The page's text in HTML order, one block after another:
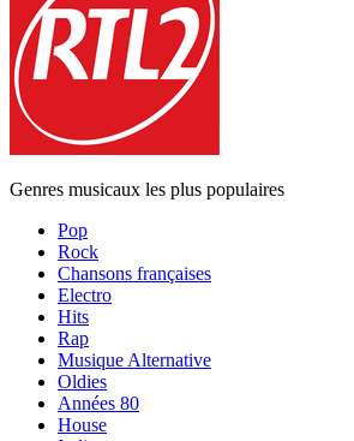
Genres musicaux les plus populaires
Pop
Rock
Chansons françaises
Electro
Hits
Rap
Musique Alternative
Oldies
Années 80
House